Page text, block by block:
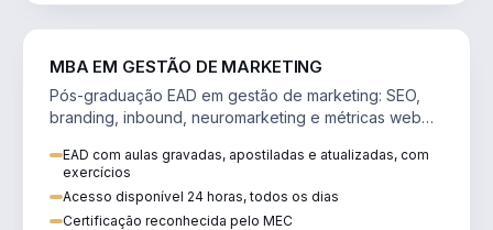
MBA EM GESTÃO DE MARKETING
Pós-graduação EAD em gestão de marketing: SEO,
branding, inbound, neuromarketing e métricas web
EAD com aulas gravadas, apostiladas e atualizadas, com
exercícios
Acesso disponível 24 horas, todos os dias
Certificação reconhecida pelo MEC